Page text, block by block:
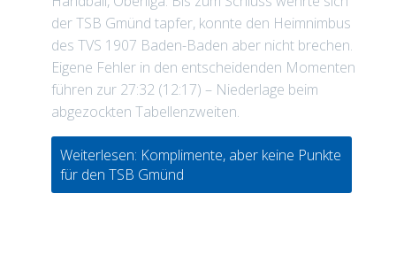
der TSB Gmünd tapfer, konnte den Heimnimbus
des TVS 1907 Baden-Baden aber nicht brechen.
Eigene Fehler in den entscheidenden Momenten
führen zur 27:32 (12:17) – Niederlage beim
abgezockten Tabellenzweiten.
Weiterlesen: Komplimente, aber keine Punkte
für den TSB Gmünd